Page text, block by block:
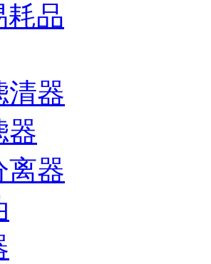
耗品
清器
器
离器